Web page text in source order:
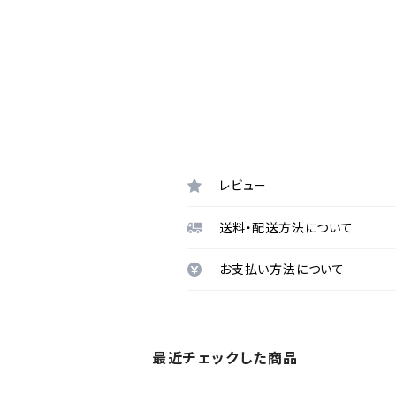
レビュー
送料・配送方法について
お支払い方法について
最近チェックした商品